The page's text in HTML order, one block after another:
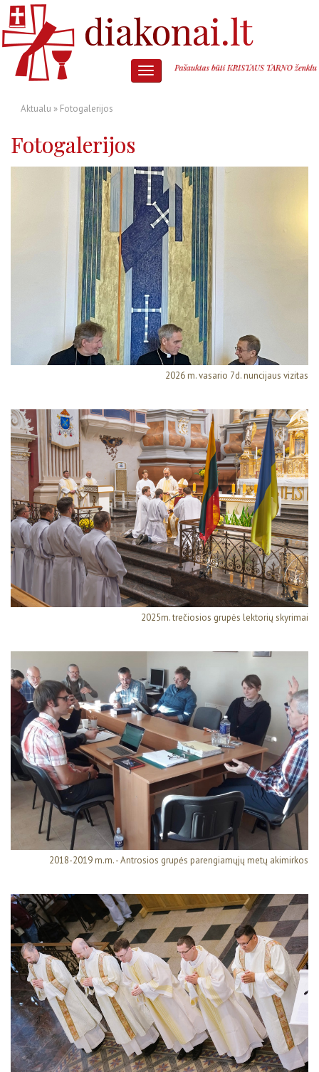
Aktualu » Fotogalerijos
Fotogalerijos
2026 m. vasario 7d. nuncijaus vizitas
2025m. trečiosios grupės lektorių skyrimai
2018-2019 m.m. - Antrosios grupės parengiamųjų metų akimirkos